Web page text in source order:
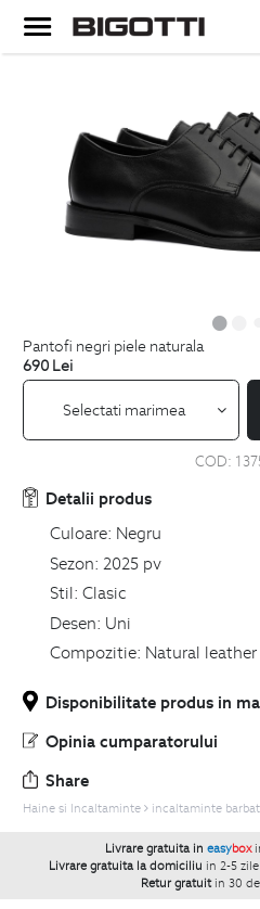
pantofi negri piele naturala
690 Lei
Selectati marimea
COD:
Detalii produs
Culoare: Negru
Sezon: 2025 pv
Stil: Clasic
Desen: Uni
Compozitie: Natural leather
Disponibilitate produs in
Opinia cumparatorului
Share
Haine si Incaltaminte incaltaminte
Livrare gratuita in easybox
Livrare gratuita la domiciliu in 2-5
Retur gratuit in 30